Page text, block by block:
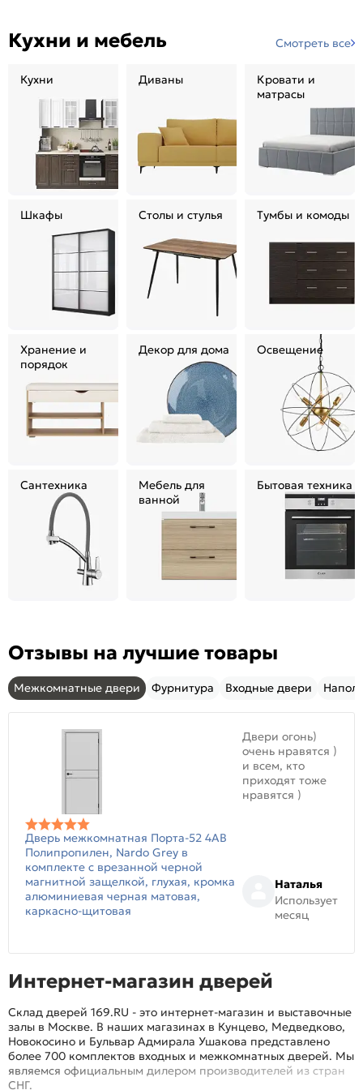
Кухни и мебель Смотреть все
Кухни Диваны
Кровати и
матрасы
Шкафы Столы и стулья Тумбы и комоды
Хранение и
порядок
Декор для дома Освещение
Сантехника
Мебель для
ванной
Бытовая техника
Отзывы на лучшие товары
Межкомнатные двери Фурнитура Входные двери
Дверь межкомнатная Порта-52 4AB
Полипропилен, Nardo Grey в
комплекте с врезанной черной
магнитной защелкой, глухая, кромка
алюминиевая черная матовая,
каркасно-щитовая
Двери огонь)
очень нравятся )
и всем, кто
приходят тоже
нравятся )
Наталья
Использует
месяц
Интернет-магазин дверей
Склад дверей 169.RU - это интернет-магазин и выставочные
залы в Москве. В наших магазинах в Кунцево, Медведково,
Новокосино и Бульвар Адмирала Ушакова представлено
более 700 комплектов входных и межкомнатных дверей. Мы
являемся официальным дилером производителей из стран
СНГ.